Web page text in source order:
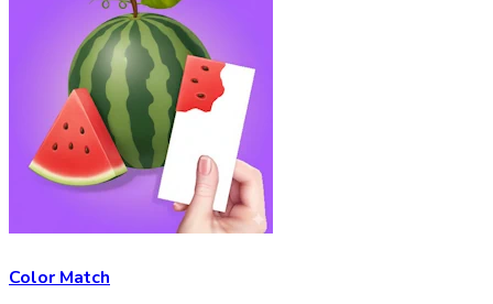
Color Match